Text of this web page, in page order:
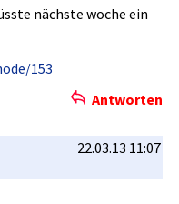
nächste woche ein
153
Antworten
22.03.13 11:07